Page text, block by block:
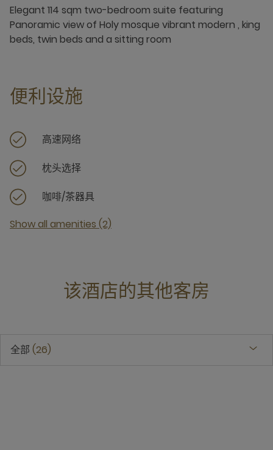
Elegant 114 sqm two-bedroom suite featuring
Panoramic view of Holy mosque vibrant modern , king
beds, twin beds and a sitting room
便利设施
高速网络
枕头选择
咖啡/茶器具
Show all amenities (2)
该酒店的其他客房
全部 26